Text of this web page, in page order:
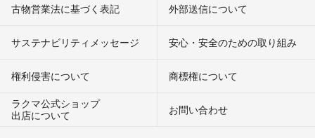
古物営業法に基づく表記 外部送信について
サステナビリティメッセージ 安心・安全のための取り組み
権利侵害について
商標権について
ラクマ公式ショップ
出店について
お問い合わせ